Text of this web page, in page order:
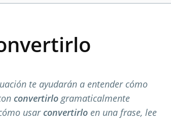
te ayudarán a entender cómo
convertirlogramaticalmente
usar convertirlo en una frase, lee